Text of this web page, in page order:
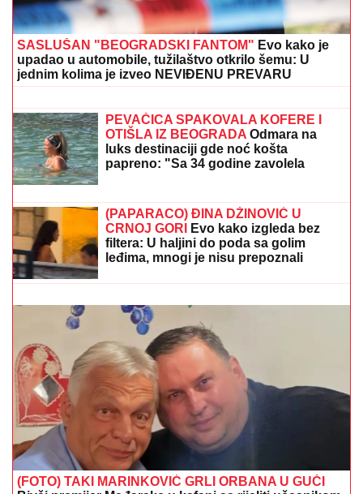
40 dana nakon njegove smrti
(FOTO) ANĐELA VEŠTICA NE MOŽE
DA SE KONTROLIŠE SA NOVIM
DEČKOMRazmenjivali nežnosti na
privatnom bazenu: Zbog silikona mora
ne pušta
(PAPARACO) KRIŠOM SMO SNIMILI
NAŠU PEVAČICU U CRNOJ GORIBez
trunke šminke na aerodromu, pojavila
se u ovom izdanju: Društvo joj pravi
SASLUŠAN "BEOGRADSKI FANTOM"
upadao u automobile, tužilaštvo otkrilo šemu: U
jednim kolima je izveo NEVIĐENU PREVARU
OD PEVANJA NA STOLU DO RADA U
POLJOPRIVREDIKomšije i roditelji
Jelene Broćić otkrili istinu o pevačici:
"Nije imao ko da je gura s parama, sve
je sama postigla"